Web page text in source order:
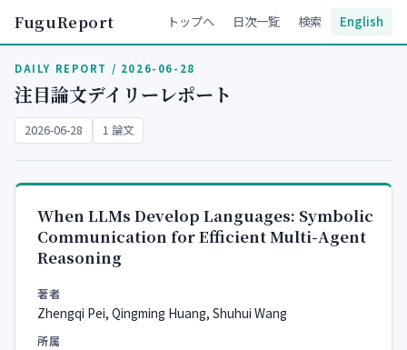
FuguReport トップへ 日次一覧 検索 English
DAILY REPORT / 2026-06-28
注目論文デイリーレポート
2026-06-28 1 論文
When LLMs Develop Languages: Symbolic
Communication for Efficient Multi-Agent
Reasoning
著者
Zhengqi Pei, Qingming Huang, Shuhui Wang
所属